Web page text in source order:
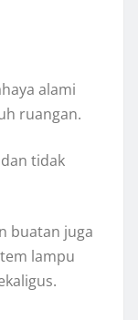
alami
ruangan.
tidak
buatan juga
lampu